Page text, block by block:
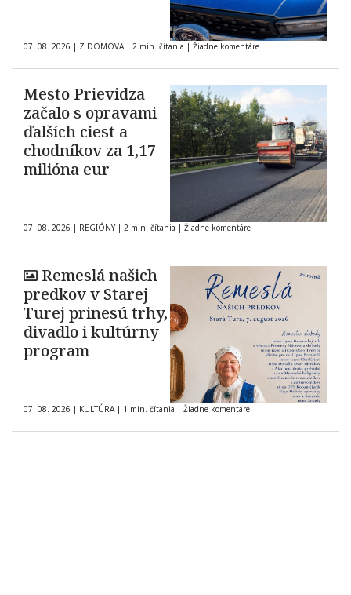
07. 08. 2026 | Z DOMOVA | 2 min. čítania | Žiadne komentáre
Mesto Prievidza
začalo s opravami
ďalších ciest a
chodníkov za 1,17
milióna eur
07. 08. 2026 | REGIÓNY | 2 min. čítania | Žiadne komentáre
Remeslá našich
predkov v Starej
Turej prinesú trhy,
divadlo i kultúrny
program
07. 08. 2026 | KULTÚRA | 1 min. čítania | Žiadne komentáre